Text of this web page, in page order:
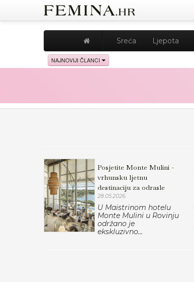
Sreća Ljepota
NAJNOVIJI ČLANCI
Posjetite Monte Mulini -
vrhunsku ljetnu
destinaciju za odrasle
28.05.2026.
U Maistrinom hotelu
Monte Mulini u Rovinju
održano je
ekskluzivno...